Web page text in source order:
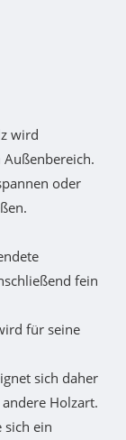
wird
oder
fein
für seine
sich daher
Holzart.
sich ein